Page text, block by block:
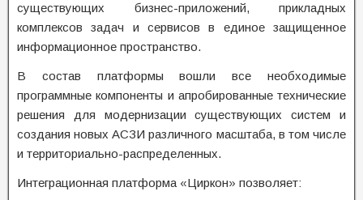
существующих бизнес-приложений, прикладных
комплексов задач и сервисов в единое защищенное
информационное пространство.
В состав платформы вошли все необходимые
программные компоненты и апробированные технические
решения для модернизации существующих систем и
создания новых АСЗИ различного масштаба, в том числе
и территориально-распределенных.
Интеграционная платформа «Циркон» позволяет: